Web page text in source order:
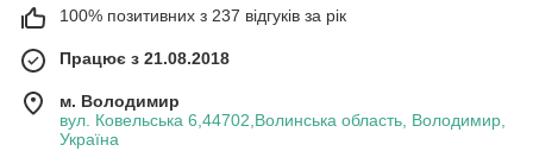
100% позитивних з 237 відгуків за рік
Працює з 21.08.2018
м. Володимир
вул. Ковельська 6,44702,Волинська область, Володимир,
Україна